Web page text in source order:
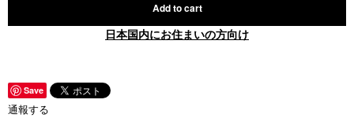
Add to cart
日本国内にお住まいの方向け
Save
通報する